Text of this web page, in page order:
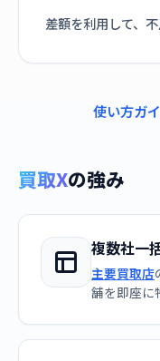
差額を利用して、
使い方ガ
買取Xの強み
複数社一
主要買取店
舗を即座に